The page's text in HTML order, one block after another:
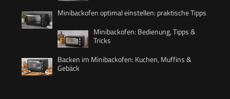
Minibackofen optimal einstellen: praktische Tipps
Minibackofen: Bedienung, Tipps &
Tricks
Backen im Minibackofen: Kuchen, Muffins &
Gebäck